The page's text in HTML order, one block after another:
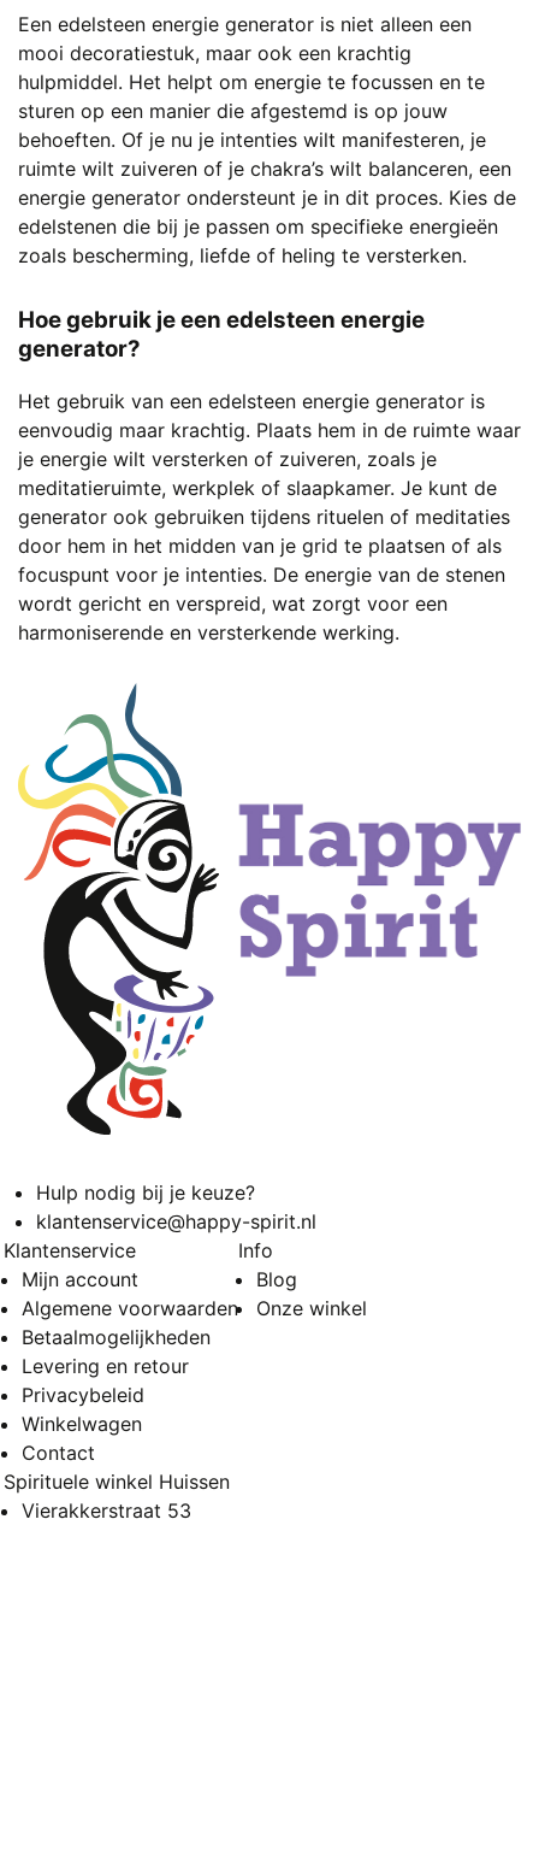
Een edelsteen energie generator is niet alleen een
mooi decoratiestuk, maar ook een krachtig
hulpmiddel. Het helpt om energie te focussen en te
sturen op een manier die afgestemd is op jouw
behoeften. Of je nu je intenties wilt manifesteren, je
ruimte wilt zuiveren of je chakra’s wilt balanceren, een
energie generator ondersteunt je in dit proces. Kies de
edelstenen die bij je passen om specifieke energieën
zoals bescherming, liefde of heling te versterken.
Hoe gebruik je een edelsteen energie
generator?
Het gebruik van een edelsteen energie generator is
eenvoudig maar krachtig. Plaats hem in de ruimte waar
je energie wilt versterken of zuiveren, zoals je
meditatieruimte, werkplek of slaapkamer. Je kunt de
generator ook gebruiken tijdens rituelen of meditaties
door hem in het midden van je grid te plaatsen of als
focuspunt voor je intenties. De energie van de stenen
wordt gericht en verspreid, wat zorgt voor een
harmoniserende en versterkende werking.
Hulp nodig bij je keuze?
klantenservice@happy-spirit.nl
Klantenservice
Mijn account
Algemene voorwaarden
Betaalmogelijkheden
Levering en retour
Privacybeleid
Winkelwagen
Contact
Info
Blog
Onze winkel
Spirituele winkel Huissen
Vierakkerstraat 53